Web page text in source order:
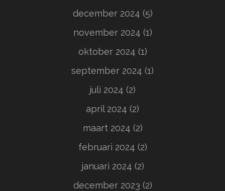
december 2024 (5)
november 2024 (1)
oktober 2024 (1)
september 2024 (1)
juli 2024 (2)
april 2024 (2)
maart 2024 (2)
februari 2024 (2)
januari 2024 (2)
december 2023 (2)